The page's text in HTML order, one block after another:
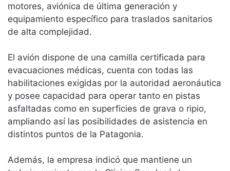
motores, aviónica de última generación y
equipamiento específico para traslados sanitarios
de alta complejidad.
El avión dispone de una camilla certificada para
evacuaciones médicas, cuenta con todas las
habilitaciones exigidas por la autoridad aeronáutica
y posee capacidad para operar tanto en pistas
asfaltadas como en superficies de grava o ripio,
ampliando así las posibilidades de asistencia en
distintos puntos de la Patagonia.
Además, la empresa indicó que mantiene un